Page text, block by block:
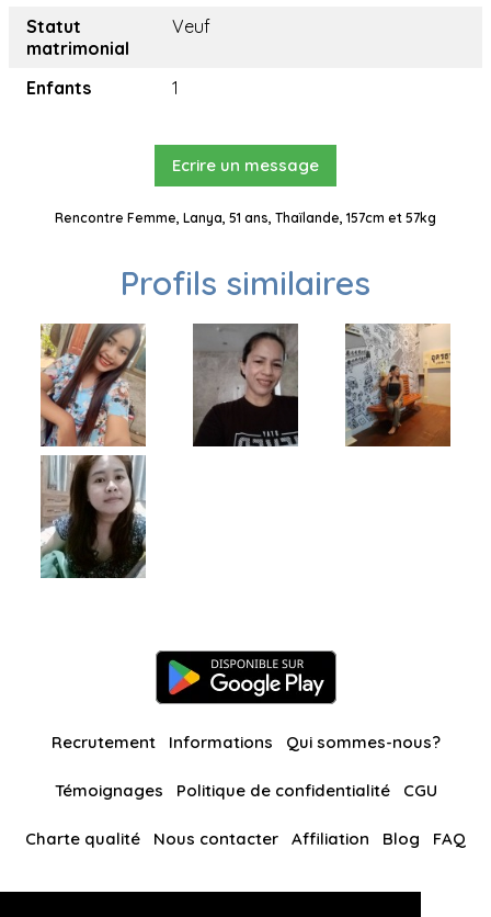
Statut
matrimonial
Veuf
Enfants 1
Ecrire un message
Rencontre Femme, Lanya, 51 ans, Thaïlande, 157cm et 57kg
Profils similaires
Recrutement Informations Qui sommes-nous?
Témoignages Politique de confidentialité CGU
Charte qualité Nous contacter Affiliation Blog FAQ